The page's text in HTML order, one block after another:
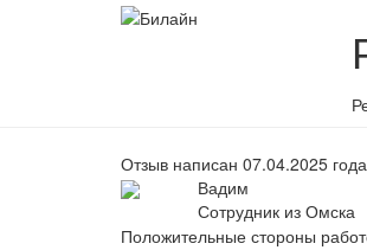
Отзыв написан 07.04.2025 года
Вадим
Сотрудник из Омска
Положительные стороны